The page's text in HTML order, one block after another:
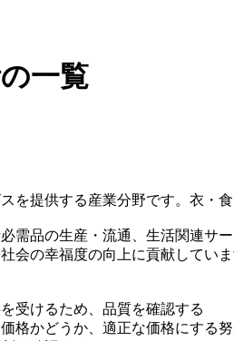
一覧
を提供する産業分野です。衣・
需品の生産・流通、生活関連サ
会の幸福度の向上に貢献していま
受けるため、品質を確認する
格かどうか、適正な価格にする